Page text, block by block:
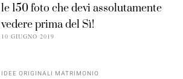
le 150 foto che devi assolutamente
vedere prima del Sì!
10 GIUGNO 2019
IDEE ORIGINALI MATRIMONIO